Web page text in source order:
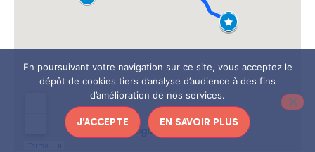
En poursuivant votre navigation sur ce site, vous acceptez le
dépôt de cookies tiers d’analyse d’audience à des fins
d’amélioration de nos services.
J'ACCEPTE EN SAVOIR PLUS